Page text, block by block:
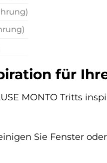
für
MONTO Tritts
Sie Fenster